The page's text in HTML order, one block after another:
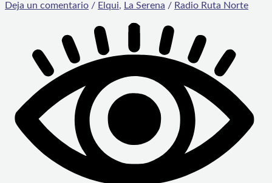
Deja un comentario / Elqui, La Serena / Radio Ruta Norte